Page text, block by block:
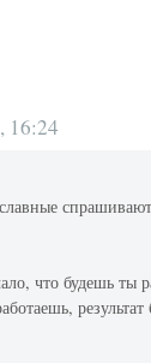
16:24
что будешь ты
результат